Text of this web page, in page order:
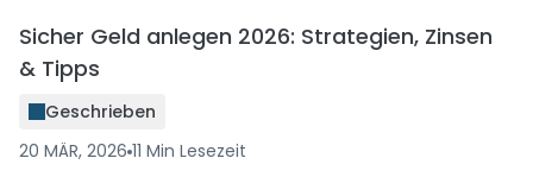
Sicher Geld anlegen 2026: Strategien, Zinsen
& Tipps
Geschrieben
20 MÄR, 2026 11 Min Lesezeit